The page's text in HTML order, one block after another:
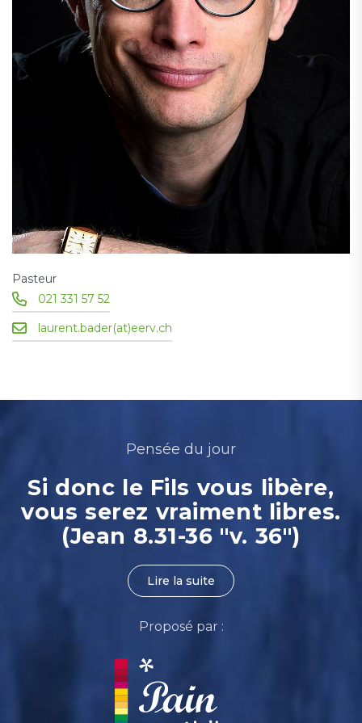
Pasteur
021 331 57 52
laurent.bader(at)eerv.ch
Pensée du jour
Si donc le Fils vous libère,
vous serez vraiment libres.
(Jean 8.31-36 "v. 36")
Lire la suite
Proposé par :